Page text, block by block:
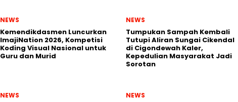
NEWS
Kemendikdasmen Luncurkan
ImajiNation 2026, Kompetisi
Koding Visual Nasional untuk
Guru dan Murid
NEWS
Tumpukan Sampah Kembali
Tutupi Aliran Sungai Cikendal
di Cigondewah Kaler,
Kepedulian Masyarakat Jadi
Sorotan
NEWS NEWS